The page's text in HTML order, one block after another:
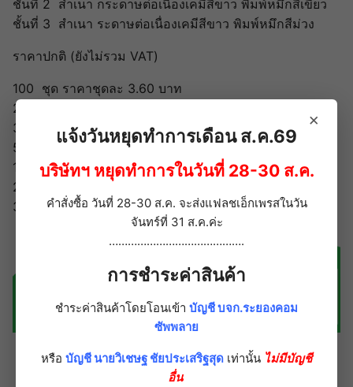
ชั้นที่ 2 สำเนา กระดาษต่อเนื่องเคมีสีขาว พิมพ์หมึกสีเขียว
ชั้นที่ 3 สำเนา ระดาษต่อเนื่องเคมีสีขาว พิมพ์หมึกสีม่วง
ราคาปกติ (ยังไม่รวม VAT)
100 ชุด ราคาชุดละ 3.60 บาท
200 ชุด ราคาชุดละ 3.50 บาท
300-400 ชุด ราคาชุดละ 3.30 บาท
500 ชุด ราคาชุดละ 3.20 บาท
1,000 ชุด ราคาชุดละ 3.00 บาท
2,000 ชุด ราคาชุดละ 2.90 บาท
3,000 ชุด ราคาชุดละ 2.70 บาท
×
แจ้งวันหยุดทำการเดือน ส.ค.69
บริษัทฯ หยุดทำการในวันที่ 28-30 ส.ค.
คำสั่งซื้อ วันที่ 28-30 ส.ค. จะส่งแฟลชเอ็กเพรสในวัน
จันทร์ที่ 31 ส.ค.ค่ะ
…………………………………….
การชำระค่าสินค้า
ชำระค่าสินค้าโดยโอนเข้า บัญชี บจก.ระยองคอม
ซัพพลาย
หรือ บัญชี นายวิเชษฐ ชัยประเสริฐสุด เท่านั้น ไม่มีบัญชี
อื่น